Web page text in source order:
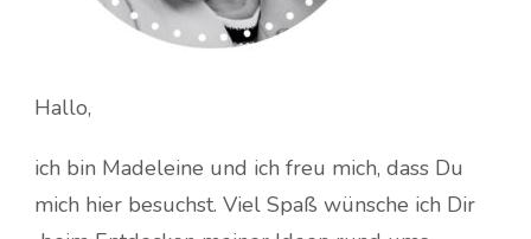
Hallo,
ich bin Madeleine und ich freu mich, dass Du
mich hier besuchst. Viel Spaß wünsche ich Dir